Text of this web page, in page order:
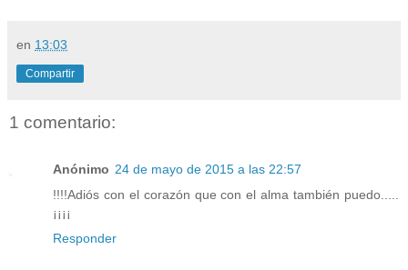
en 13:03
Compartir
1 comentario:
Anónimo 24 de mayo de 2015 a las 22:57
!!!!Adiós con el corazón que con el alma también puedo.....
¡¡¡¡
Responder